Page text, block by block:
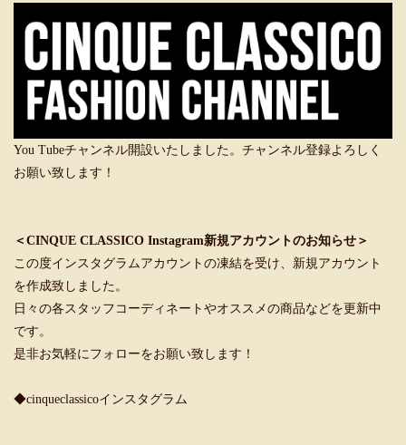
You Tubeチャンネル開設いたしました。チャンネル登録よろしく
お願い致します！
＜CINQUE CLASSICO Instagram新規アカウントのお知らせ＞
この度インスタグラムアカウントの凍結を受け、新規アカウント
を作成致しました。
日々の各スタッフコーディネートやオススメの商品などを更新中
です。
是非お気軽にフォローをお願い致します！
◆cinqueclassicoインスタグラム